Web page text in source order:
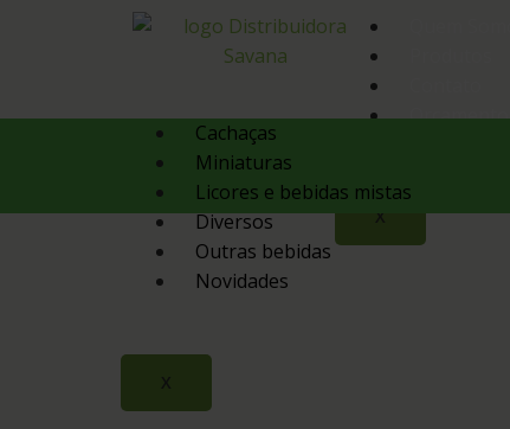
Orçamento
X
Cachaças
Miniaturas
Licores e bebidas mistas
Diversos
Outras bebidas
Novidades
X